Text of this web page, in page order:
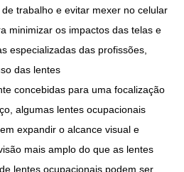
trabalho e evitar mexer no celular
minimizar os impactos das telas e
especializadas das profissões,
das lentes
concebidas para uma focalização
algumas lentes ocupacionais
expandir o alcance visual e
mais amplo do que as lentes
lentes ocupacionais podem ser